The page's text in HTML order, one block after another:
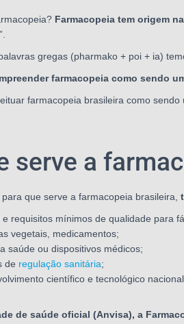
Farmacopeia tem origem
gregas (pharmako + poi + ia)
farmacopeia como sendo
farmacopeia brasileira como
serve a
que serve a farmacopeia brasileira,
e requisitos mínimos de qualidade para
vegetais, medicamentos;
saúde ou dispositivos médicos;
de regulação sanitária;
científico e tecnológico nacional.
de saúde oficial (Anvisa), a